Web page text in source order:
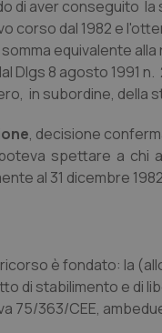
di aver conseguito
corso dal 1982 e
equivalente
Dlgs 8 agosto 1991
in subordine, della
, decisione
spettare a chi
al 31 dicembre
è fondato: la
di stabilimento e di
363/CEE, ambedue